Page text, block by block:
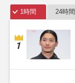
1時間 24時間